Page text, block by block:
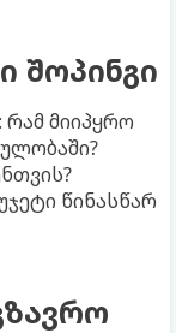
შოპინგი
რამ მიიპყრო
წინასწარ